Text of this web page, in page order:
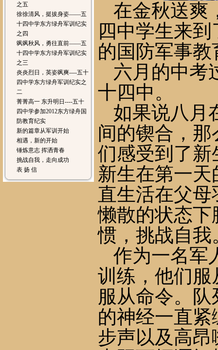
之五
徐徐清风，挺拔身姿——五
十四中学东方绿舟军训纪实
之四
飒飒秋风，勇往直前——五
十四中学东方绿舟军训纪实
之三
炎炎烈日，英姿飒爽----五十
四中学东方绿舟军训纪实之
二
菁菁高一 东升明日----五十
四中学参加2012东方绿舟国
防教育纪实
新的篇章从军训开始
相遇，新的开始
锤炼意志 挥洒青春
挑战自我，走向成功
表 扬 信
在金秋送爽
四中学生来
的国防军事教
六月的中考
十四中。
如果说八月
间的锲合，
们感受到了
新生在第一天
直生活在父
懒散的状态下
惯，挑战自我
作为一名军
训练，他们
服从命令。
的神经一直
步声以及高